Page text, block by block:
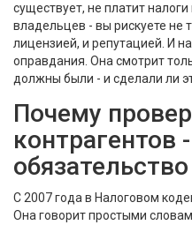
существует, не платит
владельцев - вы рискуете не
лицензией, и репутацией. И
оправдания. Она смотрит
должны были - и сделали ли
Почему
контрагентов
обязательство
С 2007 года в Налоговом
Она говорит простыми